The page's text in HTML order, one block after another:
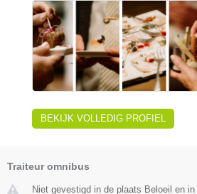
BEKIJK VOLLEDIG PROFIEL
Traiteur omnibus
Niet gevestigd in de plaats Beloeil en